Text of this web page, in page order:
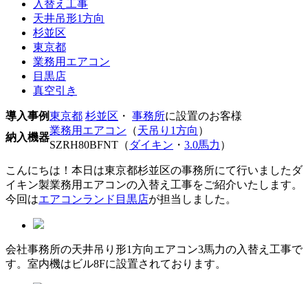
入替え工事
天井吊形1方向
杉並区
東京都
業務用エアコン
目黒店
真空引き
導入事例東京都 杉並区 ・ 事務所に設置のお客様
納入機器
業務用エアコン （天吊り1方向 ）
SZRH80BFNT（ ダイキン ・ 3.0馬力 ）
こんにちは！本日は東京都杉並区の事務所にて行いましたダ
イキン製業務用エアコンの入替え工事をご紹介いたします。
今回はエアコンランド目黒店が担当しました。
会社事務所の天井吊り形1方向エアコン3馬力の入替え工事で
す。室内機はビル8Fに設置されております。